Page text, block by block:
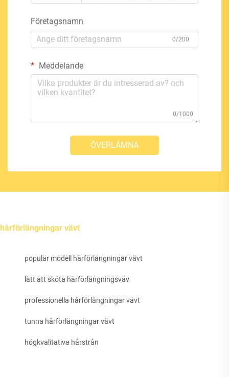
Företagsnamn
0/200
Meddelande
0/1000
ÖVERLÄMNA
hårförlängningar vävt
populär modell hårförlängningar vävt
lätt att sköta hårförlängningsväv
professionella hårförlängningar vävt
tunna hårförlängningar vävt
högkvalitativa hårstrån